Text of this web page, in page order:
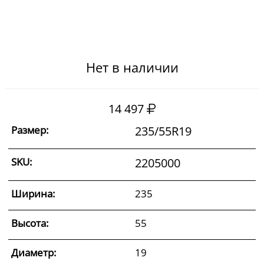
Нет в наличии
14 497
Размер: 235/55R19
SKU: 2205000
Ширина: 235
Высота: 55
Диаметр: 19